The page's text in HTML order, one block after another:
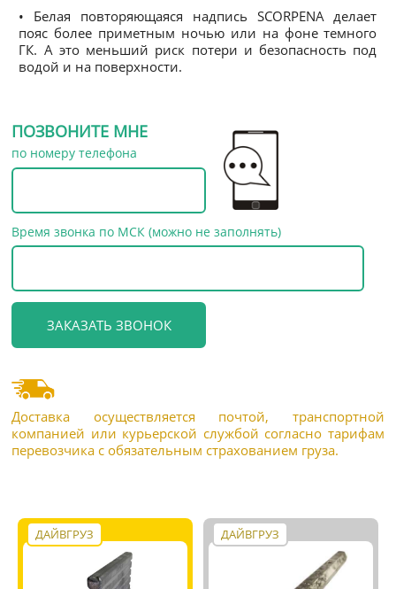
• Белая повторяющаяся надпись SCORPENA делает
пояс более приметным ночью или на фоне темного
ГК. А это меньший риск потери и безопасность под
водой и на поверхности.
ПОЗВОНИТЕ МНЕ
по номеру телефона
Время звонка по МСК (можно не заполнять)
Доставка осуществляется почтой, транспортной
компанией или курьерской службой согласно тарифам
перевозчика с обязательным страхованием груза.
ДАЙВГРУЗ ДАЙВГРУЗ